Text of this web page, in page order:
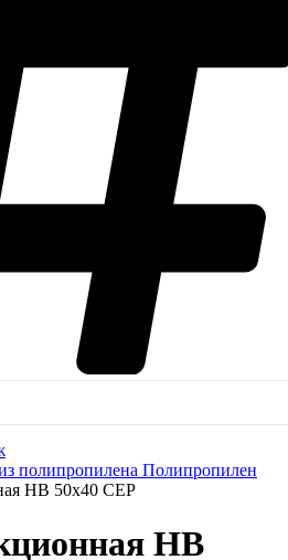
полипропилена Полипропилен
НВ 50х40 СЕР
НВ